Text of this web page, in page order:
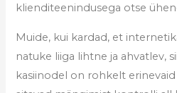
klienditeenindusega otse
Muide, kui kardad, et
natuke liiga lihtne ja ahvatlev,
kasiinodel on rohkelt